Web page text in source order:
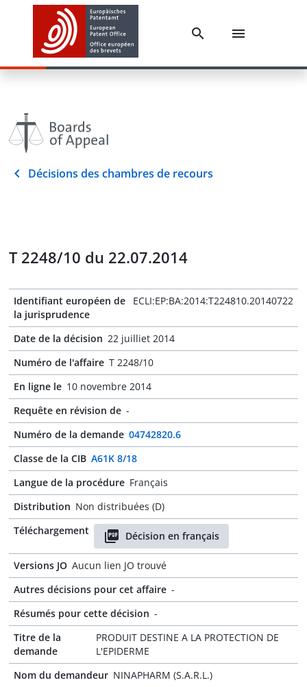
Décisions des chambres de recours
T 2248/10 du 22.07.2014
Identifiant européen de
la jurisprudence
ECLI:EP:BA:2014:T224810.20140722
Date de la décision 22 juilliet 2014
Numéro de l'affaire T 2248/10
En ligne le 10 novembre 2014
Requête en révision de -
Numéro de la demande 04742820.6
Classe de la CIB A61K 8/18
Langue de la procédure Français
Distribution Non distribuées (D)
Téléchargement
Décision en français
Versions JO Aucun lien JO trouvé
Autres décisions pour cet affaire -
Résumés pour cette décision -
Titre de la
demande
PRODUIT DESTINE A LA PROTECTION DE
L'EPIDERME
Nom du demandeur NINAPHARM (S.A.R.L.)